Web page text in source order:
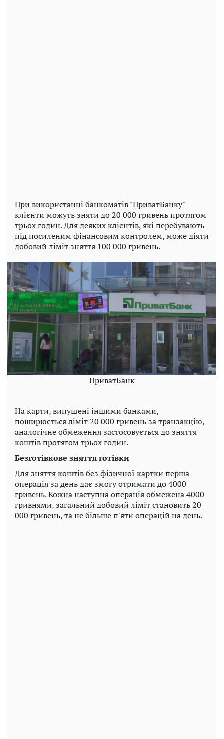
При використанні банкоматів "ПриватБанку"
клієнти можуть зняти до 20 000 гривень протягом
трьох годин. Для деяких клієнтів, які перебувають
під посиленим фінансовим контролем, може діяти
добовий ліміт зняття 100 000 гривень.
ПриватБанк
На карти, випущені іншими банками,
поширюється ліміт 20 000 гривень за транзакцію,
аналогічне обмеження застосовується до зняття
коштів протягом трьох годин.
Безготівкове зняття готівки
Для зняття коштів без фізичної картки перша
операція за день дає змогу отримати до 4000
гривень. Кожна наступна операція обмежена 4000
гривнями, загальний добовий ліміт становить 20
000 гривень, та не більше п'яти операцій на день.